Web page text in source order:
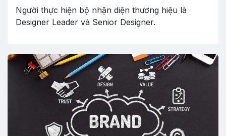
Người thực hiện bộ nhận diện thương hiệu là
Designer Leader và Senior Designer.